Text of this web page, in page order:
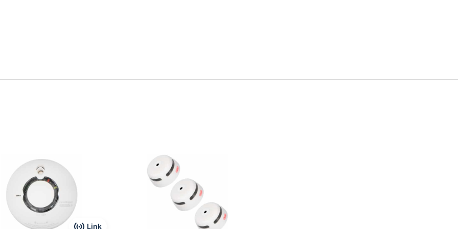
handleiding
Link